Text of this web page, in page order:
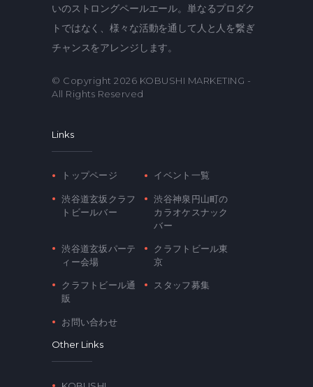
いのストロングペールエール。単なるプロダク
トではなく、様々な活動を通して人と人を繋ぎ
チャンスをアレンジします。
© Copyright 2026 KOBUSHI MARKETING -
All Rights Reserved
Links
トップページ イベント一覧
渋谷道玄坂クラフ
トビールバー
渋谷神泉円山町の
カラオケスナック
バー
渋谷道玄坂パーテ
ィー会場
クラフトビール東
京
クラフトビール通
販
スタッフ募集
お問い合わせ
Other Links